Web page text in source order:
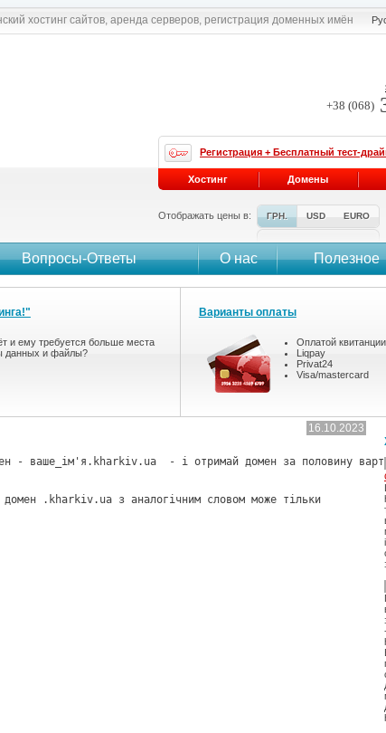
16.10.2023
- ваше_ім'я.kharkiv.ua  - і отримай домен за половину
.kharkiv.ua з аналогічним словом може тільки
Вопросы-Ответы О нас Полезное
хостинг сайтов, аренда серверов, регистрация доменных имён
+38 (068)
Регистрация + Бесплатный тест-
Хостинг Домены
Отображать цены в: ГРН. USD EURO
и ему требуется больше места
данных и файлы?
Варианты оплаты
Оплатой
Liqpay
Privat24
Visa/mastercard